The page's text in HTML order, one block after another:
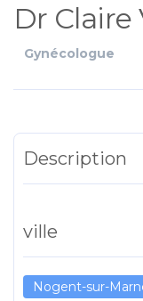
Dr Claire
Gynécologue
Description
ville
Nogent-sur-